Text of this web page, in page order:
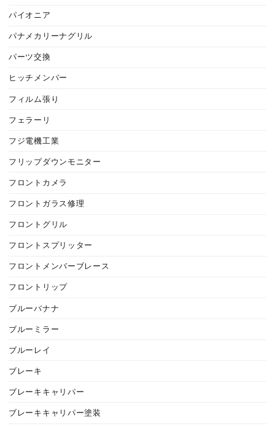
パイオニア
パナメカリーナグリル
パーツ交換
ヒッチメンバー
フィルム張り
フェラーリ
フジ電機工業
フリップダウンモニター
フロントカメラ
フロントガラス修理
フロントグリル
フロントスプリッター
フロントメンバーブレース
フロントリップ
ブルーバナナ
ブルーミラー
ブルーレイ
ブレーキ
ブレーキキャリパー
ブレーキキャリパー塗装